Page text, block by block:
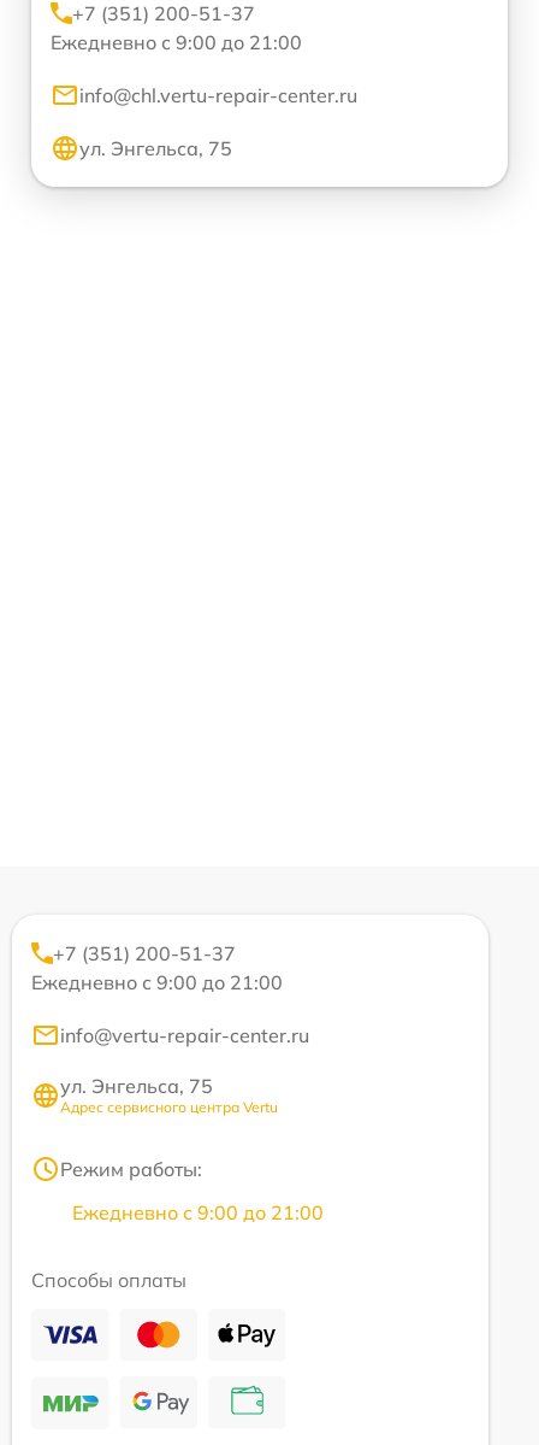
+7 (351) 200-51-37
Ежедневно с 9:00 до 21:00
info@chl.vertu-repair-center.ru
ул. Энгельса, 75
+7 (351) 200-51-37
Ежедневно с 9:00 до 21:00
info@vertu-repair-center.ru
ул. Энгельса, 75
Адрес сервисного центра Vertu
Режим работы:
Ежедневно с 9:00 до 21:00
Способы оплаты